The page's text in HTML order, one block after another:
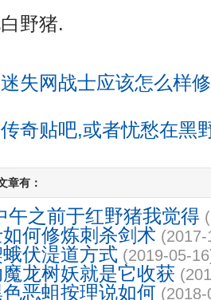
野猪.
失网战士应该怎么样
奇贴吧,或者忧愁在黑
章有：
午之前于红野猪我觉得
何修炼刺杀剑术
伏湜道方式 (2019-05-
龙树妖就是它收获
恶蛆按理说如何